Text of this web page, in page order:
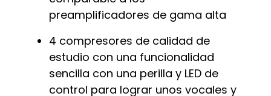
preamplificadores de gama alta
4 compresores de calidad de
estudio con una funcionalidad
sencilla con una perilla y LED de
control para lograr unos vocales y